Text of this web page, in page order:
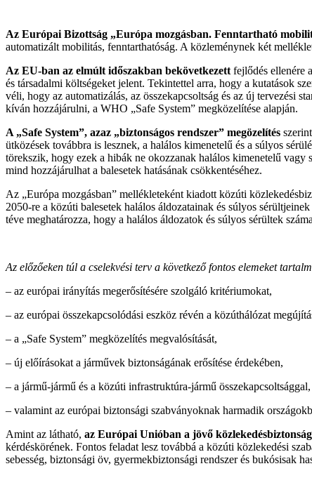
Az Európai Bizottság „Európa mozgásban. Fenntartható
automatizált mobilitás, fenntarthatóság. A közleménynek két
Az EU-ban az elmúlt időszakban bekövetkezett fejlődés ellenére
és társadalmi költségeket jelent. Tekintettel arra, hogy a kutatások
véli, hogy az automatizálás, az összekapcsoltság és az új tervezési
kíván hozzájárulni, a WHO „Safe System” megközelítése alapján.
A „Safe System”, azaz „biztonságos rendszer” megözelítés
ütközések továbbra is lesznek, a halálos kimenetelű és a súlyos
törekszik, hogy ezek a hibák ne okozzanak halálos kimenetelű vagy
mind hozzájárulhat a balesetek hatásának csökkentéséhez.
Az „Európa mozgásban” mellékleteként kiadott közúti
2050-re a közúti balesetek halálos áldozatainak és súlyos
téve meghatározza, hogy a halálos áldozatok és súlyos sérültek
Az előzőeken túl a cselekvési terv a következő fontos elemeket
– az európai irányítás megerősítésére szolgáló kritériumokat,
– az európai összekapcsolódási eszköz révén a közúthálózat
– a „Safe System” megközelítés megvalósítását,
– új előírásokat a járművek biztonságának erősítése érdekében,
– a jármű-jármű és a közúti infrastruktúra-jármű
– valamint az európai biztonsági szabványoknak harmadik
Amint az látható, az Európai Unióban a jövő
kérdéskörének. Fontos feladat lesz továbbá a közúti közlekedési
sebesség, biztonsági öv, gyermekbiztonsági rendszer és bukósisak